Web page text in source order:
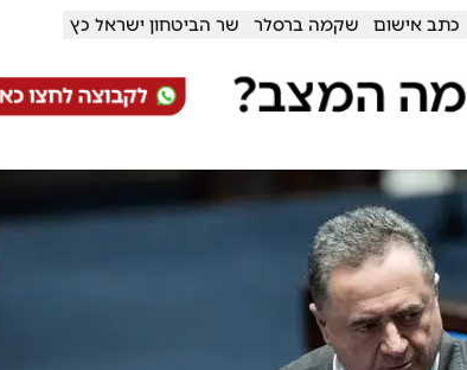
כתב אישום שקמה ברסלר שר הביטחון ישראל כץ